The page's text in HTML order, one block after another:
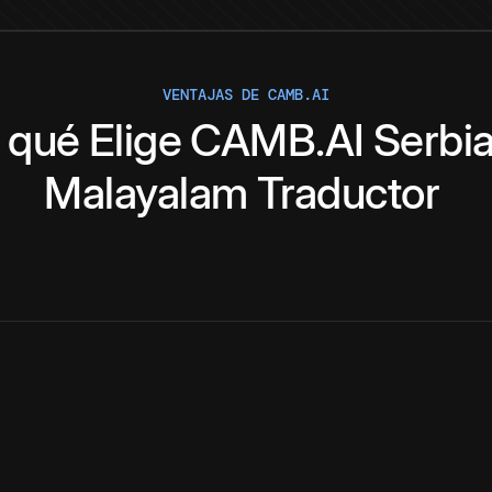
VENTAJAS DE CAMB.AI
EligeCAMB.AI
Malayalam Traductor